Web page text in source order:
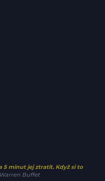
5 minut jej ztratit. Když si to
Warren Buffet